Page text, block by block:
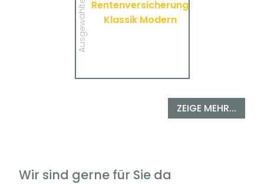
Rentenversicherung
Klassik Modern
Klassik Modern von
VolkswohlBund.
ZEIGE MEHR...
Wir sind gerne für Sie da